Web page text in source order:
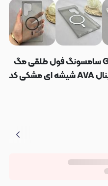
قاب گوشی Galaxy S24 Ultra سامسونگ فول طلقی مگ
سیف دار شفاف کریستالی اورجینال AVA شیشه ای مشکی کد